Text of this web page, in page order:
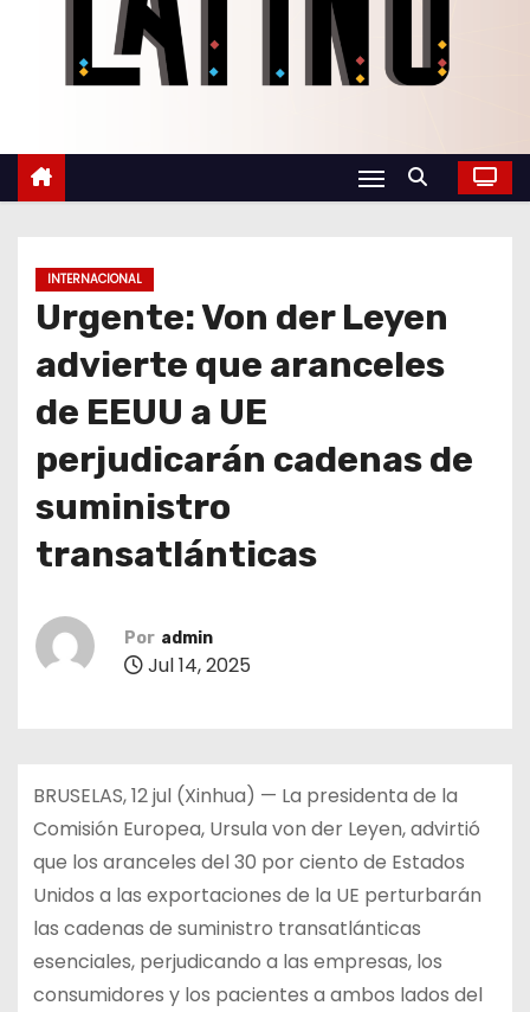
INTERNACIONAL
Urgente: Von der Leyen
advierte que aranceles
de EEUU a UE
perjudicarán cadenas de
suministro
transatlánticas
Por admin
Jul 14, 2025
BRUSELAS, 12 jul (Xinhua) — La presidenta de la
Comisión Europea, Ursula von der Leyen, advirtió
que los aranceles del 30 por ciento de Estados
Unidos a las exportaciones de la UE perturbarán
las cadenas de suministro transatlánticas
esenciales, perjudicando a las empresas, los
consumidores y los pacientes a ambos lados del